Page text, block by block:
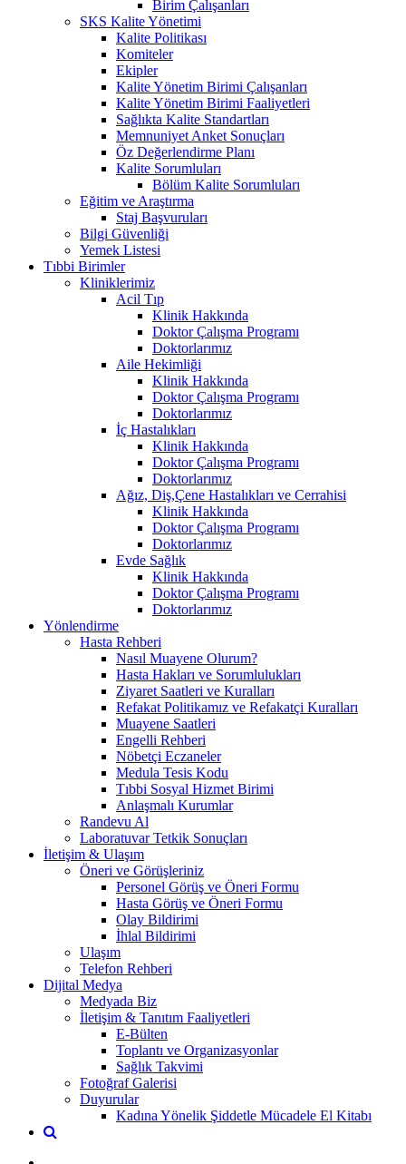
Birim Çalışanları
SKS Kalite Yönetimi
Kalite Politikası
Komiteler
Ekipler
Kalite Yönetim Birimi Çalışanları
Kalite Yönetim Birimi Faaliyetleri
Sağlıkta Kalite Standartları
Memnuniyet Anket Sonuçları
Öz Değerlendirme Planı
Kalite Sorumluları
Bölüm Kalite Sorumluları
Eğitim ve Araştırma
Staj Başvuruları
Bilgi Güvenliği
Yemek Listesi
Tıbbi Birimler
Kliniklerimiz
Acil Tıp
Klinik Hakkında
Doktor Çalışma Programı
Doktorlarımız
Aile Hekimliği
Klinik Hakkında
Doktor Çalışma Programı
Doktorlarımız
İç Hastalıkları
Klinik Hakkında
Doktor Çalışma Programı
Doktorlarımız
Ağız, Diş,Çene Hastalıkları ve Cerrahisi
Klinik Hakkında
Doktor Çalışma Programı
Doktorlarımız
Evde Sağlık
Klinik Hakkında
Doktor Çalışma Programı
Doktorlarımız
Yönlendirme
Hasta Rehberi
Nasıl Muayene Olurum?
Hasta Hakları ve Sorumlulukları
Ziyaret Saatleri ve Kuralları
Refakat Politikamız ve Refakatçi Kuralları
Muayene Saatleri
Engelli Rehberi
Nöbetçi Eczaneler
Medula Tesis Kodu
Tıbbi Sosyal Hizmet Birimi
Anlaşmalı Kurumlar
Randevu Al
Laboratuvar Tetkik Sonuçları
İletişim & Ulaşım
Öneri ve Görüşleriniz
Personel Görüş ve Öneri Formu
Hasta Görüş ve Öneri Formu
Olay Bildirimi
İhlal Bildirimi
Ulaşım
Telefon Rehberi
Dijital Medya
Medyada Biz
İletişim & Tanıtım Faaliyetleri
E-Bülten
Toplantı ve Organizasyonlar
Sağlık Takvimi
Fotoğraf Galerisi
Duyurular
Kadına Yönelik Şiddetle Mücadele El Kitabı